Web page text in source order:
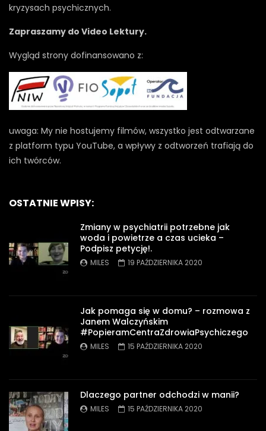
kryzysach psychicznych.
Zapraszamy do Video Lektury.
Wygląd strony dofinansowano z:
uwaga: My nie hostujemy filmów, wszystko jest odtwarzane
z platform typu YouTube, a wpływy z odtworzeń trafiają do
ich twórców.
OSTATNIE WPISY:
Zmiany w psychiatrii potrzebne jak
woda i powietrze a czas ucieka –
Podpisz petycję!.
MILES 19 PAŹDZIERNIKA 2020
Jak pomaga się w domu? – rozmowa z
Janem Walczyńskim
#PopieramCentraZdrowiaPsychiczego
MILES 15 PAŹDZIERNIKA 2020
Dlaczego partner odchodzi w manii?
MILES 15 PAŹDZIERNIKA 2020